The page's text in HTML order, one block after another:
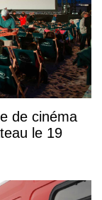
de cinéma
le 19